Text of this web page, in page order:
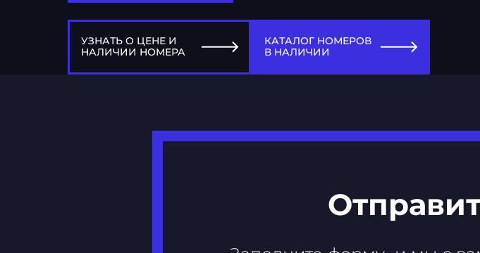
УЗНАТЬ О ЦЕНЕ И
НАЛИЧИИ НОМЕРА
КАТАЛОГ НОМЕРОВ
В НАЛИЧИИ